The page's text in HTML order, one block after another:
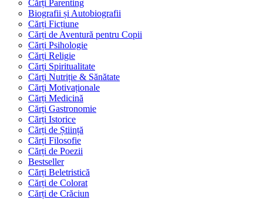
Cărți Parenting
Biografii și Autobiografii
Cărți Ficțiune
Cărți de Aventură pentru Copii
Cărți Psihologie
Cărți Religie
Cărți Spiritualitate
Cărți Nutriție & Sănătate
Cărți Motivaționale
Cărți Medicină
Cărți Gastronomie
Cărți Istorice
Cărți de Știință
Cărți Filosofie
Cărți de Poezii
Bestseller
Cărți Beletristică
Cărți de Colorat
Cărți de Crăciun